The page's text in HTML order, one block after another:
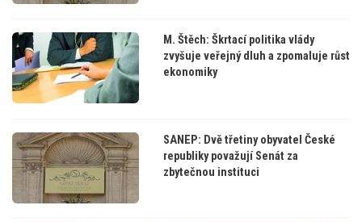
M. Štěch: Škrtací politika vlády
zvyšuje veřejný dluh a zpomaluje růst
ekonomiky
SANEP: Dvě třetiny obyvatel České
republiky považují Senát za
zbytečnou instituci